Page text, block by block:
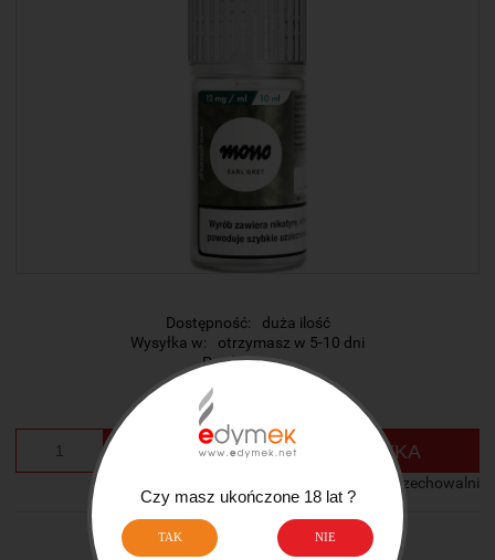
Dostępność:
duża ilość
Wysyłka w:
otrzymasz w 5-10 dni
Producent: -
Cena:
DO KOSZYKA
dodaj do przechowalni
Ocena:
Czy masz ukończone 18 lat ?
TAK NIE